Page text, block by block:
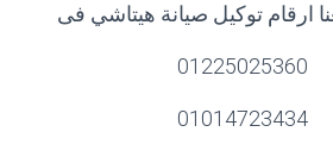
ارقام توكيل صيانة هيتاشي فى
01225025360
01014723434